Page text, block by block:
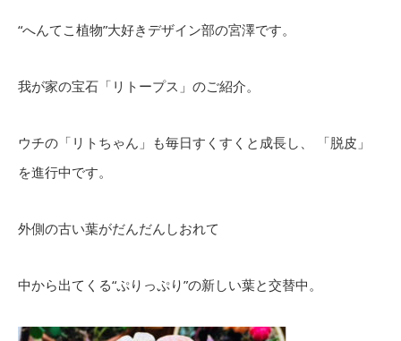
“へんてこ植物”大好きデザイン部の宮澤です。
我が家の宝石「リトープス」のご紹介。
ウチの「リトちゃん」も毎日すくすくと成長し、 「脱皮」
を進行中です。
外側の古い葉がだんだんしおれて
中から出てくる“ぷりっぷり”の新しい葉と交替中。